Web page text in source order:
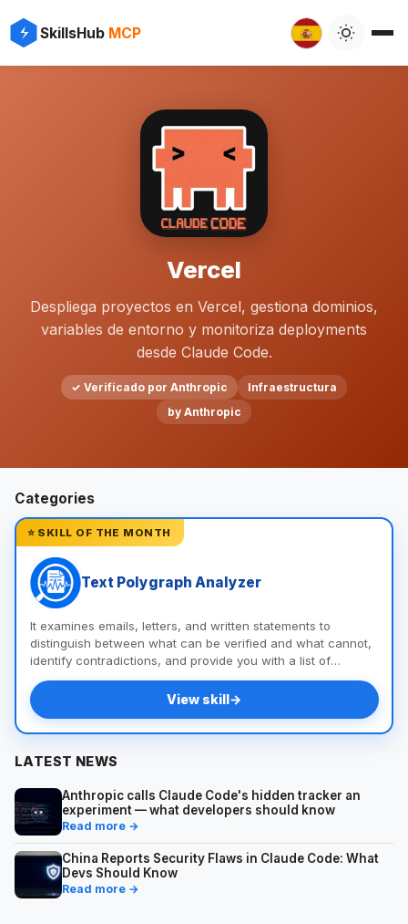
SkillsHub MCP
Vercel
Despliega proyectos en Vercel, gestiona dominios,
variables de entorno y monitoriza deployments
desde Claude Code.
✓ Verificado por Anthropic
Infraestructura
by Anthropic
Categories
⭐ SKILL OF THE MONTH
Text Polygraph Analyzer
It examines emails, letters, and written statements to
distinguish between what can be verified and what cannot,
identify contradictions, and provide you with a list of
questions and documents to help you uncover the truth.
View skill→
LATEST NEWS
Anthropic calls Claude Code's hidden tracker an
experiment — what developers should know
Read more →
China Reports Security Flaws in Claude Code: What
Devs Should Know
Read more →